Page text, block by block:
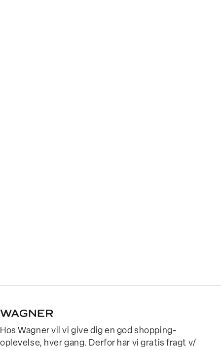
Hos Wagner vil vi give dig en god shopping-
oplevelse, hver gang. Derfor har vi gratis fragt v/